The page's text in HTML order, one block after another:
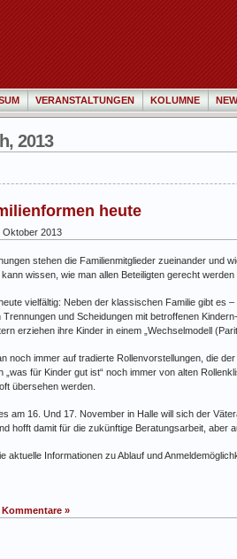
VERANSTALTUNGEN KOLUMNE
2013
heute
Oktober 2013
stehen die Familienmitglieder zueinander und
wissen, wie man allen Beteiligten gerecht
vielfältig: Neben der klassischen Familie gibt
und Scheidungen mit betroffenen
erziehen ihre Kinder in einem „Wechselmodell
noch immer auf tradierte Rollenvorstellungen, die
„was für Kinder gut ist“ noch immer von alten
übersehen werden.
am 16. Und 17. November in Halle will sich der
hofft damit für die zukünftige Beratungsarbeit, aber
aktuelle Informationen zu Ablauf und
»